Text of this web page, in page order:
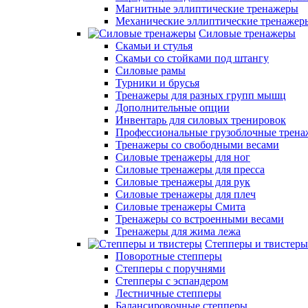
Магнитные эллиптические тренажеры
Механические эллиптические
Силовые тренажеры
Скамьи и стулья
Скамьи со стойками под штангу
Силовые рамы
Турники и брусья
Тренажеры для разных групп мышц
Дополнительные опции
Инвентарь для силовых тренировок
Профессиональные грузоблочные
Тренажеры со свободными весами
Силовые тренажеры для ног
Силовые тренажеры для пресса
Силовые тренажеры для рук
Силовые тренажеры для плеч
Силовые тренажеры Смита
Тренажеры со встроенными весами
Тренажеры для жима лежа
Степперы и твистеры
Поворотные степперы
Степперы с поручнями
Степперы с эспандером
Лестничные степперы
Балансировочные степперы